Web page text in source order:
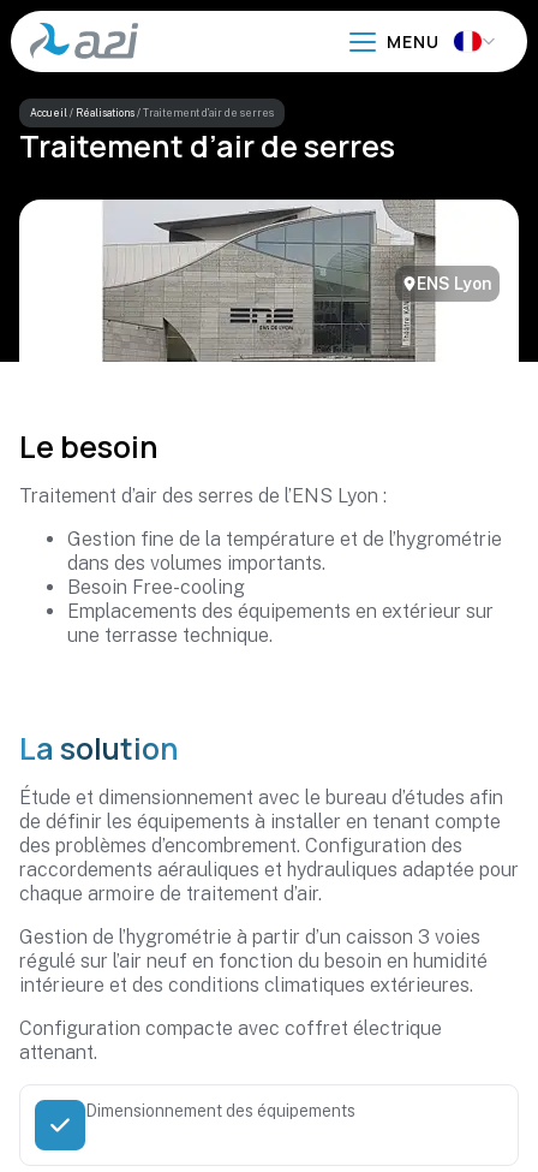
Aller
au
contenu
principal
Accueil / Réalisations / Traitement d’air de serres
Traitement d’air de serres
ENS Lyon
Le besoin
Traitement d’air des serres de l’ENS Lyon :
Gestion fine de la température et de l’hygrométrie
dans des volumes importants.
Besoin Free-cooling
Emplacements des équipements en extérieur sur
une terrasse technique.
La solution
Étude et dimensionnement avec le bureau d’études afin
de définir les équipements à installer en tenant compte
des problèmes d’encombrement. Configuration des
raccordements aérauliques et hydrauliques adaptée pour
chaque armoire de traitement d’air.
Gestion de l’hygrométrie à partir d’un caisson 3 voies
régulé sur l’air neuf en fonction du besoin en humidité
intérieure et des conditions climatiques extérieures.
Configuration compacte avec coffret électrique
attenant.
Dimensionnement des équipements